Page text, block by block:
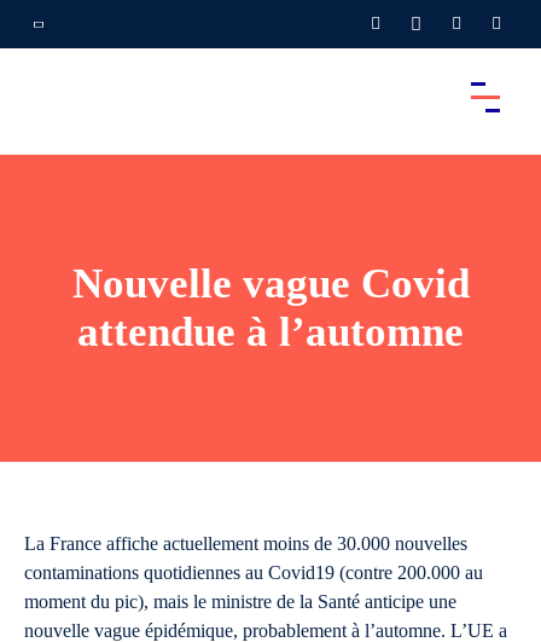
Nouvelle vague Covid
attendue à l’automne
La France affiche actuellement moins de 30.000 nouvelles
contaminations quotidiennes au Covid19 (contre 200.000 au
moment du pic), mais le ministre de la Santé anticipe une
nouvelle vague épidémique, probablement à l’automne. L’UE a